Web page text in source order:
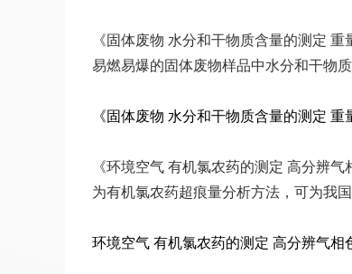
《固体废物 水分和干物质含量的测定
易燃易爆的固体废物样品中水分和干物
《固体废物 水分和干物质含量的测定
《环境空气 有机氯农药的测定 高分辨
为有机氯农药超痕量分析方法，可为我
环境空气 有机氯农药的测定 高分辨气